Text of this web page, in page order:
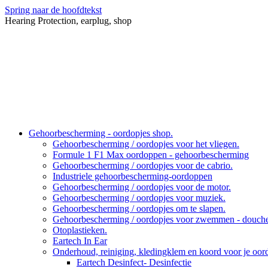
Spring naar de hoofdtekst
Hearing Protection, earplug, shop
Gehoorbescherming - oordopjes shop.
Gehoorbescherming / oordopjes voor het vliegen.
Formule 1 F1 Max oordoppen - gehoorbescherming
Gehoorbescherming / oordopjes voor de cabrio.
Industriele gehoorbescherming-oordoppen
Gehoorbescherming / oordopjes voor de motor.
Gehoorbescherming / oordopjes voor muziek.
Gehoorbescherming / oordopjes om te slapen.
Gehoorbescherming / oordopjes voor zwemmen -
Otoplastieken.
Eartech In Ear
Onderhoud, reiniging, kledingklem en koord voor je
Eartech Desinfect- Desinfectie